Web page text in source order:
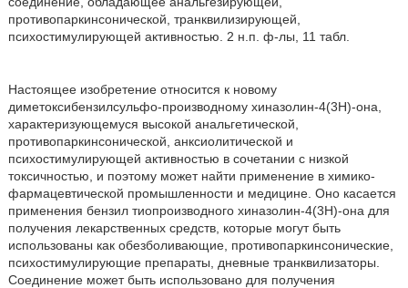
противопаркинсонической, транквилизирующей,
психостимулирующей активностью. 2 н.п. ф-лы, 11 табл.
Настоящее изобретение относится к новому
диметоксибензилсульфо-производному хиназолин-4(3Н)-она,
характеризующемуся высокой анальгетической,
противопаркинсонической, анксиолитической и
психостимулирующей активностью в сочетании с низкой
токсичностью, и поэтому может найти применение в химико-
фармацевтической промышленности и медицине. Оно касается
применения бензил тиопроизводного хиназолин-4(3Н)-она для
получения лекарственных средств, которые могут быть
использованы как обезболивающие, противопаркинсонические,
психостимулирующие препараты, дневные транквилизаторы.
Соединение может быть использовано для получения